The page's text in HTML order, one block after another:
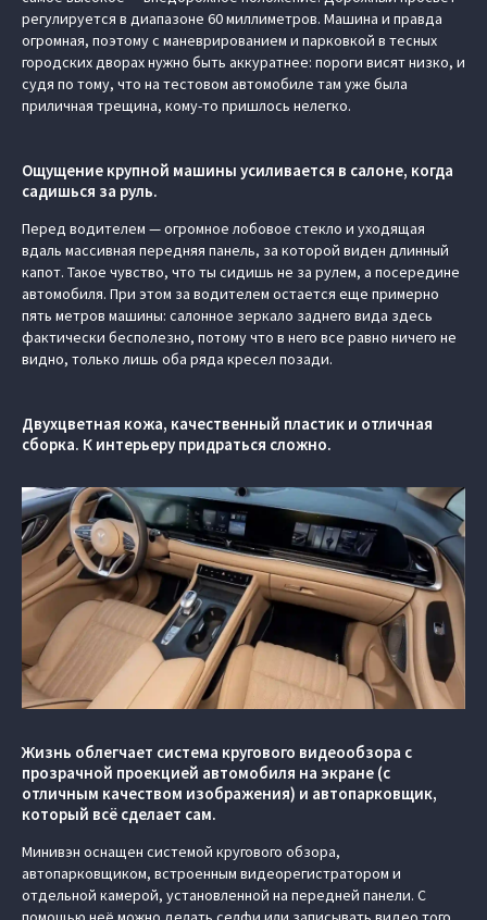
регулируется в диапазоне 60 миллиметров. Машина и правда
огромная, поэтому с маневрированием и парковкой в тесных
городских дворах нужно быть аккуратнее: пороги висят низко, и
судя по тому, что на тестовом автомобиле там уже была
приличная трещина, кому-то пришлось нелегко.
Ощущение крупной машины усиливается в салоне, когда
садишься за руль.
Перед водителем — огромное лобовое стекло и уходящая
вдаль массивная передняя панель, за которой виден длинный
капот. Такое чувство, что ты сидишь не за рулем, а посередине
автомобиля. При этом за водителем остается еще примерно
пять метров машины: салонное зеркало заднего вида здесь
фактически бесполезно, потому что в него все равно ничего не
видно, только лишь оба ряда кресел позади.
Двухцветная кожа, качественный пластик и отличная
сборка. К интерьеру придраться сложно.
Жизнь облегчает система кругового видеообзора с
прозрачной проекцией автомобиля на экране (c
отличным качеством изображения) и автопарковщик,
который всё сделает сам.
Минивэн оснащен системой кругового обзора,
автопарковщиком, встроенным видеорегистратором и
отдельной камерой, установленной на передней панели. С